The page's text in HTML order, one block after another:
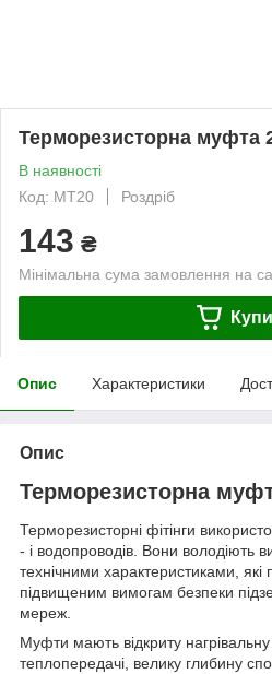
Терморезисторна муфта
В наявності
Код: МТ20
Роздріб
143 ₴
Мінімальна сума замовлення на
Опис Характеристики
Опис
Терморезисторна
Терморезисторні фітінги
- і водопроводів. Вони володіють
технічними характеристиками, які
підвищеним вимогам безпеки
мереж.
Муфти мають відкриту
теплопередачі, велику глибину